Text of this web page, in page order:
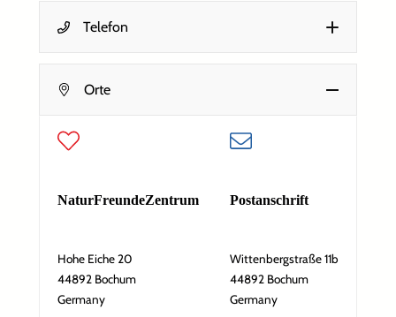
N
a
c
h
r
i
c
h
-
i
-
A
Dein Name
Nachricht*
Telefon
Orte
NaturFreundeZentrum
Hohe Eiche 20
44892 Bochum
Germany
Postanschrift
Wittenbergstraße 11b
44892 Bochum
Germany